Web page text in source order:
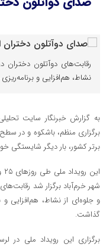
نشاط، هم‌افزایی و
به گزارش خبرنگار سایت
برگزاری منظم، باشکوه و در
برتر کشور، بار دیگر شایستگی
و جلوه‌ای از نشاط، هم‌افزایی و
گذاشت.
برگزاری این رویداد ملی در